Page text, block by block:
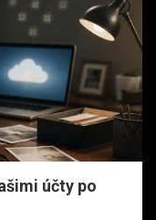
účty po